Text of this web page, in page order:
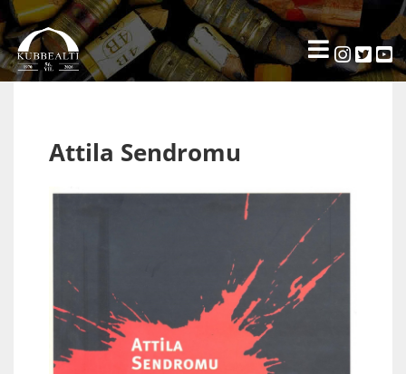
Attila Sendromu